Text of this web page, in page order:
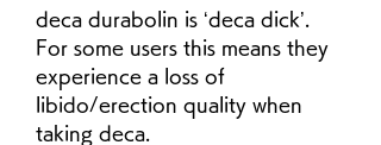
deca durabolin is ‘deca dick’.
For some users this means they
experience a loss of
libido/erection quality when
taking deca.